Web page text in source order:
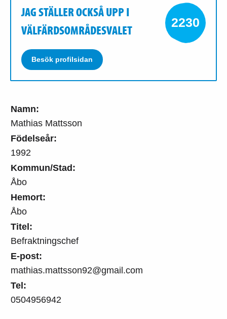
Namn:
Mathias Mattsson
Födelseår:
1992
Kommun/Stad:
Åbo
Hemort:
Åbo
Titel:
Befraktningschef
E-post:
mathias.mattsson92@gmail.com
Tel:
0504956942
JAG STÄLLER OCKSÅ UPP I
VÄLFÄRDSOMRÅDESVALET
Besök profilsidan
2230